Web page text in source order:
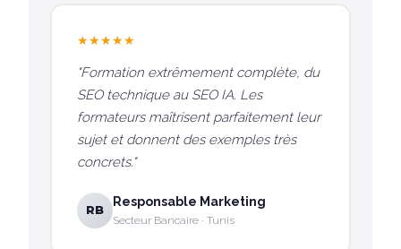
★★★★★
"Formation extrêmement complète, du
SEO technique au SEO IA. Les
formateurs maîtrisent parfaitement leur
sujet et donnent des exemples très
concrets."
RB
Responsable Marketing
Secteur Bancaire · Tunis